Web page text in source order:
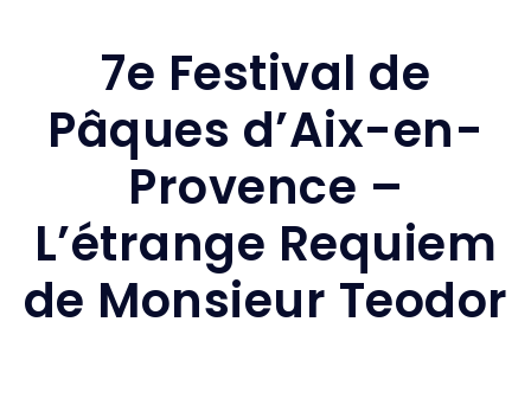
7e Festival de
Pâques d’Aix-en-
Provence –
L’étrange Requiem
de Monsieur Teodor